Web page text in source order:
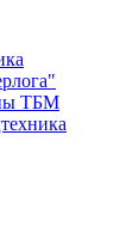
ТБМ